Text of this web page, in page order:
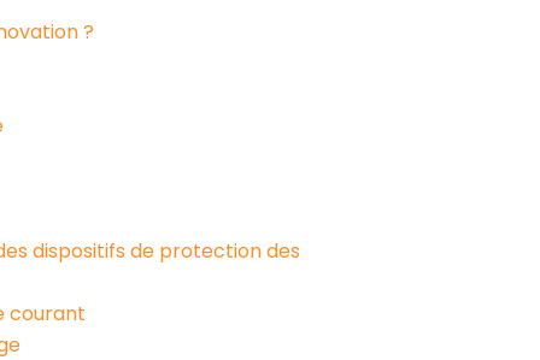
?
dispositifs de protection des
courant